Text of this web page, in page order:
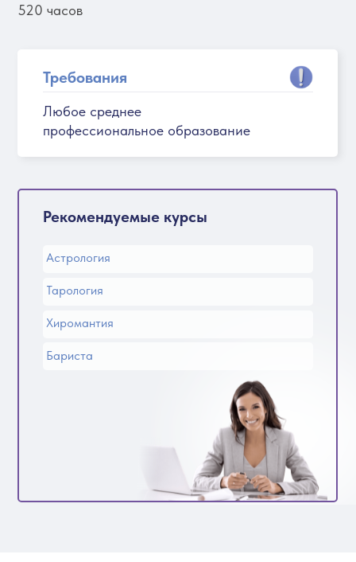
520 часов
Рекомендуемые курсы
Любое среднее
профессиональное образование
Требования
Астрология
Тарология
Хиромантия
Бариста